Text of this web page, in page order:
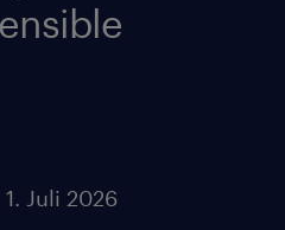
Juli 2026